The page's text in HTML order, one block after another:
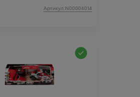
Артикул:N00004014